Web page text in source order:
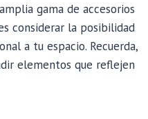
gama de accesorios
considerar la posibilidad
a tu espacio. Recuerda,
elementos que reflejen